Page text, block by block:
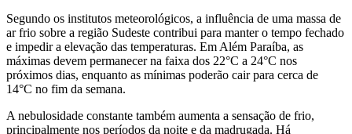
Segundo os institutos meteorológicos, a influência de uma massa de
ar frio sobre a região Sudeste contribui para manter o tempo fechado
e impedir a elevação das temperaturas. Em Além Paraíba, as
máximas devem permanecer na faixa dos 22°C a 24°C nos
próximos dias, enquanto as mínimas poderão cair para cerca de
14°C no fim da semana.
A nebulosidade constante também aumenta a sensação de frio,
principalmente nos períodos da noite e da madrugada. Há